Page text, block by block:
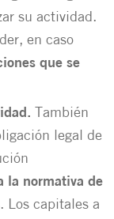
su actividad.
en caso
que se
También
legal de
la normativa de
. Los capitales a